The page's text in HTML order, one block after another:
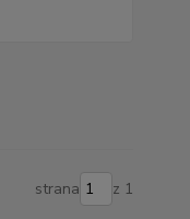
strana z 1